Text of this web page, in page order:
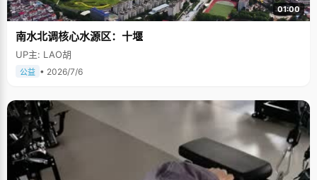
01:00
南水北调核心水源区：十堰
UP主: LAO胡
公益 • 2026/7/6